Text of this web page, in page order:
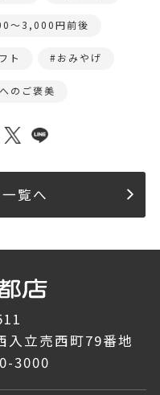
〜3,000円前後
ト おみやげ
のご褒美
覧へ
入立売西町79番地
3000